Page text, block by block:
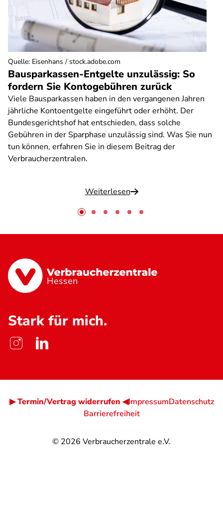
Bausparkassen-Entgelte unzulässig: So
fordern Sie Kontogebühren zurück
Viele Bausparkassen haben in den vergangenen Jahren
jährliche Kontoentgelte eingeführt oder erhöht. Der
Bundesgerichtshof hat entschieden, dass solche
Gebühren in der Sparphase unzulässig sind. Was Sie nun
tun können, erfahren Sie in diesem Beitrag der
Verbraucherzentralen.
Weiterlesen
Quelle: Eisenhans / stock.adobe.com
Hessen
Stark für mich.
© 2026 Verbraucherzentrale e.V.
▶ Termin/Vertrag widerrufen ◀ImpressumDatenschutz
Barrierefreiheit